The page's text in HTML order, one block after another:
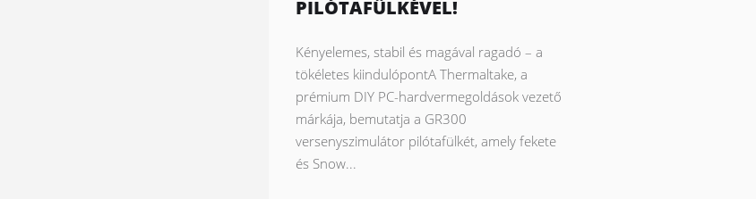
PILÓTAFÜLKÉVEL!
Kényelemes, stabil és magával ragadó – a
tökéletes kiindulópontA Thermaltake, a
prémium DIY PC-hardvermegoldások vezető
márkája, bemutatja a GR300
versenyszimulátor pilótafülkét, amely fekete
és Snow...